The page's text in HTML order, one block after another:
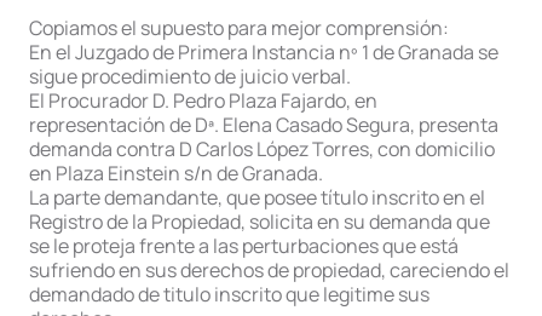
Copiamos el supuesto para mejor comprensión:
En el Juzgado de Primera Instancia nº 1 de Granada se
sigue procedimiento de juicio verbal.
El Procurador D. Pedro Plaza Fajardo, en
representación de Dª. Elena Casado Segura, presenta
demanda contra D Carlos López Torres, con domicilio
en Plaza Einstein s/n de Granada.
La parte demandante, que posee título inscrito en el
Registro de la Propiedad, solicita en su demanda que
se le proteja frente a las perturbaciones que está
sufriendo en sus derechos de propiedad, careciendo el
demandado de titulo inscrito que legitime sus